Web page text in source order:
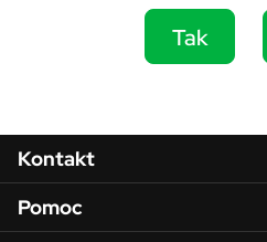
Tak
Menu w stopce
Kontakt
Pomoc